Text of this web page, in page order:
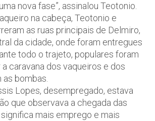
nova fase”, assinalou Teotonio.
na cabeça, Teotonio e
as ruas principais de Delmiro,
da cidade, onde foram entregues
todo o trajeto, populares foram
a caravana dos vaqueiros e dos
bombas.
Lopes, desempregado, estava
que observava a chegada das
significa mais emprego e mais